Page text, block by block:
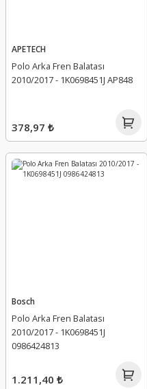
APETECH
Polo Arka Fren Balatası
2010/2017 - 1K0698451J AP848
378,97 ₺
Bosch
Polo Arka Fren Balatası
2010/2017 - 1K0698451J
0986424813
1.211,40 ₺